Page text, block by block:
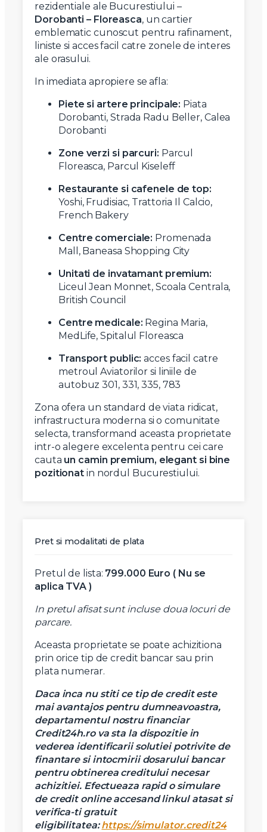
rezidentiale ale Bucurestiului –
Dorobanti – Floreasca, un cartier
emblematic cunoscut pentru rafinament,
liniste si acces facil catre zonele de interes
ale orasului.
In imediata apropiere se afla:
Piete si artere principale: Piata
Dorobanti, Strada Radu Beller, Calea
Dorobanti
Zone verzi si parcuri: Parcul
Floreasca, Parcul Kiseleff
Restaurante si cafenele de top:
Yoshi, Frudisiac, Trattoria Il Calcio,
French Bakery
Centre comerciale: Promenada
Mall, Baneasa Shopping City
Unitati de invatamant premium:
Liceul Jean Monnet, Scoala Centrala,
British Council
Centre medicale: Regina Maria,
MedLife, Spitalul Floreasca
Transport public: acces facil catre
metroul Aviatorilor si liniile de
autobuz 301, 331, 335, 783
Zona ofera un standard de viata ridicat,
infrastructura moderna si o comunitate
selecta, transformand aceasta proprietate
intr-o alegere excelenta pentru cei care
cauta un camin premium, elegant si bine
pozitionat in nordul Bucurestiului.
Pret si modalitati de plata
Pretul de lista: 799.000 Euro ( Nu se
aplica TVA )
In pretul afisat sunt incluse doua locuri de
parcare.
Aceasta proprietate se poate achizitiona
prin orice tip de credit bancar sau prin
plata numerar.
Daca inca nu stiti ce tip de credit este
mai avantajos pentru dumneavoastra,
departamentul nostru financiar
Credit24h.ro va sta la dispozitie in
vederea identificarii solutiei potrivite de
finantare si intocmirii dosarului bancar
pentru obtinerea creditului necesar
achizitiei. Efectueaza rapid o simulare
de credit online accesand linkul atasat si
verifica-ti gratuit
eligibilitatea:https://simulator.credit24